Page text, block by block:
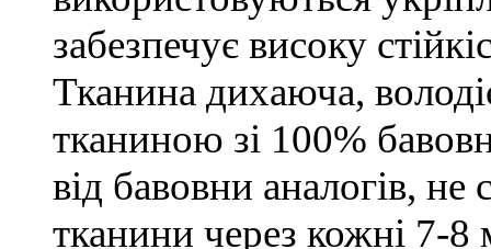
забезпечує високу
Тканина дихаюча,
тканиною зі 100%
від бавовни аналогів,
тканини через кожні 7-